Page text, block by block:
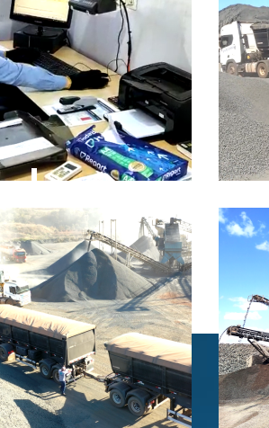
contínua de tecnologias
de gestão